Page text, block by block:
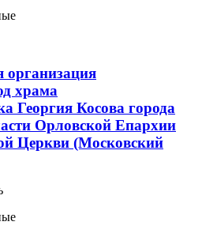
организация
храма
Георгия Косова города
Орловской Епархии
Церкви (Московский